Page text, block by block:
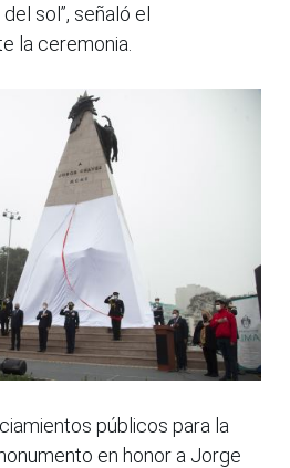
sol”, señaló el
la ceremonia.
públicos para la
en honor a Jorge